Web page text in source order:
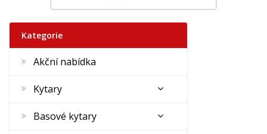
Kategorie
Akční nabídka
Kytary
Basové kytary